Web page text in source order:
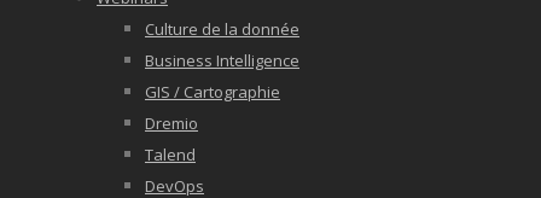
Culture de la donnée
Business Intelligence
GIS / Cartographie
Dremio
Talend
DevOps